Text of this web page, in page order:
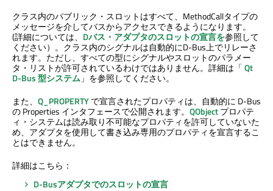
クラス内のパブリック・スロットはすべて、MethodCallタイプの
メッセージを介してバスからアクセスできるようになります。
(詳細については、 Dバス・アダプタのスロットの宣言を参照して
ください）。クラス内のシグナルは自動的にD-Bus上でリレーさ
れます。ただし、すべての型にシグナルやスロットのパラメー
タ・リストが許可されているわけではありません。詳細は「Qt
D-Bus型システム 」を参照してください。
また、 Q_PROPERTYで宣言されたプロパティは、自動的に D-Bus
の Properties インタフェースで公開されます。 QObjectプロパテ
ィ・システムは読み取り不可能なプロパティを許可していないた
め、アダプタを使用して書き込み専用のプロパティを宣言するこ
とはできません。
詳細はこちら：
D-Busアダプタでのスロットの宣言